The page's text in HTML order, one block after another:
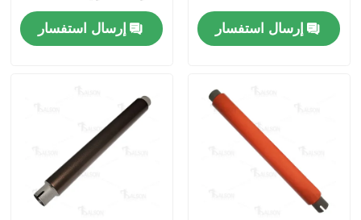
1808/2008/2048/4818
إرسال استفسار
B350P/MX-
B350W/MX-B355W
إرسال استفسار